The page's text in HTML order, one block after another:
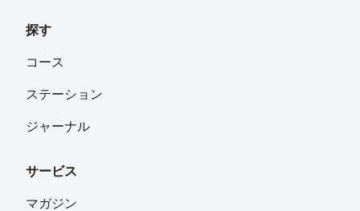
Atsunori Kondo
探す
コース
ステーション
ジャーナル
サービス
マガジン